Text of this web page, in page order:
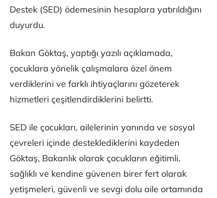
Destek (SED) ödemesinin hesaplara yatırıldığını
duyurdu.
Bakan Göktaş, yaptığı yazılı açıklamada,
çocuklara yönelik çalışmalara özel önem
verdiklerini ve farklı ihtiyaçlarını gözeterek
hizmetleri çeşitlendirdiklerini belirtti.
SED ile çocukları, ailelerinin yanında ve sosyal
çevreleri içinde desteklediklerini kaydeden
Göktaş, Bakanlık olarak çocukların eğitimli,
sağlıklı ve kendine güvenen birer fert olarak
yetişmeleri, güvenli ve sevgi dolu aile ortamında